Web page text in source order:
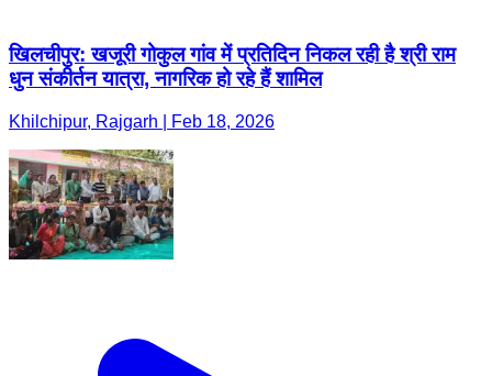
खिलचीपुर: खजूरी गोकुल गांव में प्रतिदिन निकल रही है श्री राम
धुन संकीर्तन यात्रा, नागरिक हो रहे हैं शामिल
Khilchipur, Rajgarh | Feb 18, 2026